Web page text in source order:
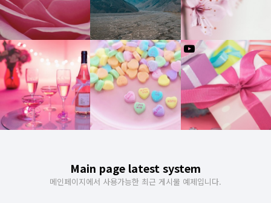
갤러리게시판 그누보드5 홈페이지 테마 핑크블라썸 갤러리게시판 공지사항입니다
갤러리 게시판입니다 PINK BLOSSOM
유투브영상
갤러리 등록 테스트
Main page latest system
메인페이지에서 사용가능한 최근 게시물 예제입니다.